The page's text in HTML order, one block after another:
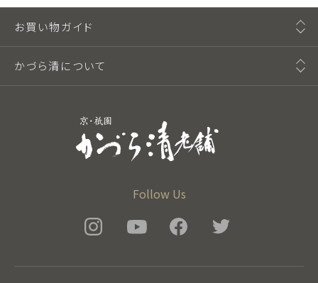
Follow Us
お買い物ガイド
かづら清について